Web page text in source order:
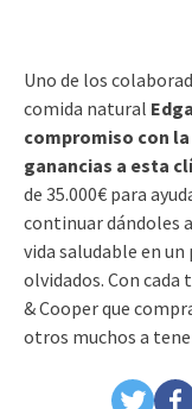
Uno de los
comida natural
compromiso con la
ganancias a esta
de 35.000€ para
continuar dándoles
vida saludable en
olvidados. Con cada
& Cooper que
otros muchos a